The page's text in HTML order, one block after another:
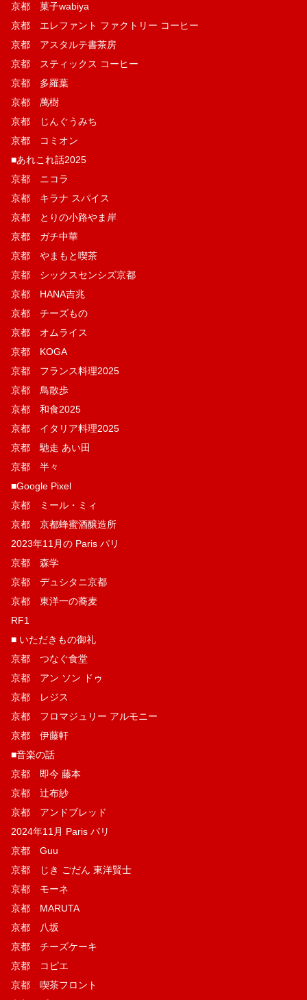
京都 菓子wabiya
京都 エレファント ファクトリー コーヒー
京都 アスタルテ書茶房
京都 スティックス コーヒー
京都 多羅葉
京都 萬樹
京都 じんぐうみち
京都 コミオン
■あれこれ話2025
京都 ニコラ
京都 キラナ スパイス
京都 とりの小路やま岸
京都 ガチ中華
京都 やまもと喫茶
京都 シックスセンシズ京都
京都 HANA吉兆
京都 チーズもの
京都 オムライス
京都 KOGA
京都 フランス料理2025
京都 鳥散歩
京都 和食2025
京都 イタリア料理2025
京都 馳走 あい田
京都 半々
■Google Pixel
京都 ミール・ミィ
京都 京都蜂蜜酒醸造所
2023年11月の Paris パリ
京都 森学
京都 デュシタニ京都
京都 東洋一の蕎麦
RF1
■ いただきもの御礼
京都 つなぐ食堂
京都 アン ソン ドゥ
京都 レジス
京都 フロマジュリー アルモニー
京都 伊藤軒
■音楽の話
京都 即今 藤本
京都 辻布紗
京都 アンドブレッド
2024年11月 Paris パリ
京都 Guu
京都 じき ごだん 東洋賢士
京都 モーネ
京都 MARUTA
京都 八坂
京都 チーズケーキ
京都 コピエ
京都 喫茶フロント